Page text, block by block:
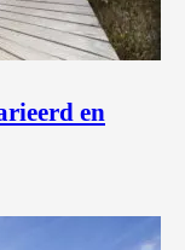
en